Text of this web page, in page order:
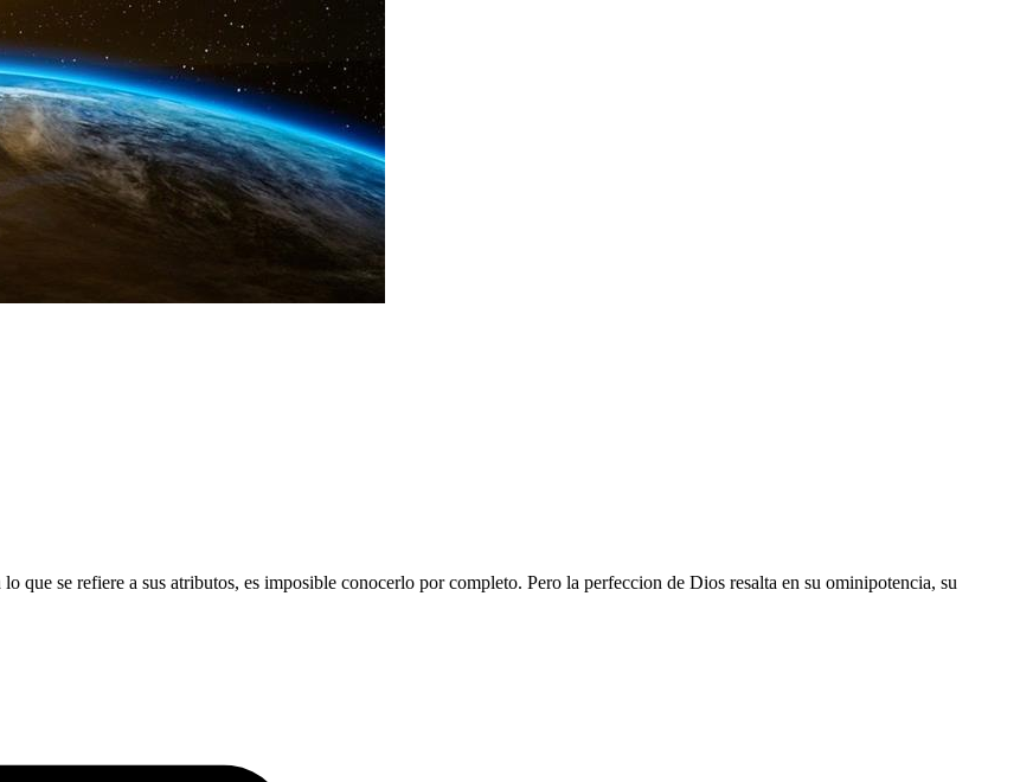
que se refiere a sus atributos, es imposible conocerlo por completo. Pero la perfeccion de Dios resalta en su ominipotencia, su